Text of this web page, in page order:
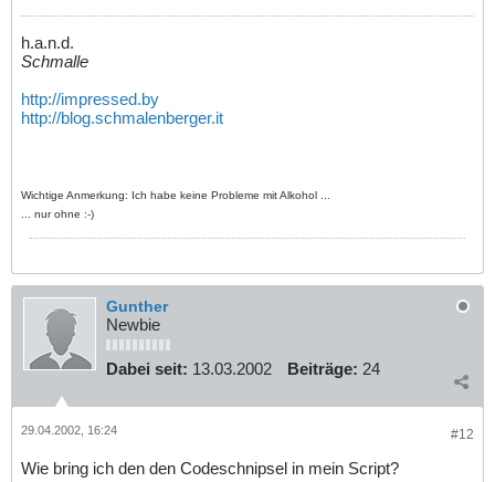
h.a.n.d.
Schmalle
http://impressed.by
http://blog.schmalenberger.it
Wichtige Anmerkung: Ich habe keine Probleme mit Alkohol ...
... nur ohne :-)
Gunther
Newbie
Dabei seit: 13.03.2002 Beiträge: 24
#12
29.04.2002, 16:24
Wie bring ich den den Codeschnipsel in mein Script?